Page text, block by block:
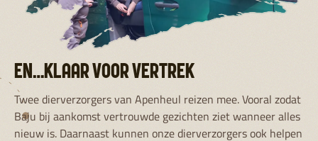
EN…KLAAR VOOR VERTREK
Twee dierverzorgers van Apenheul reizen mee. Vooral zodat
Baju bij aankomst vertrouwde gezichten ziet wanneer alles
nieuw is. Daarnaast kunnen onze dierverzorgers ook helpen